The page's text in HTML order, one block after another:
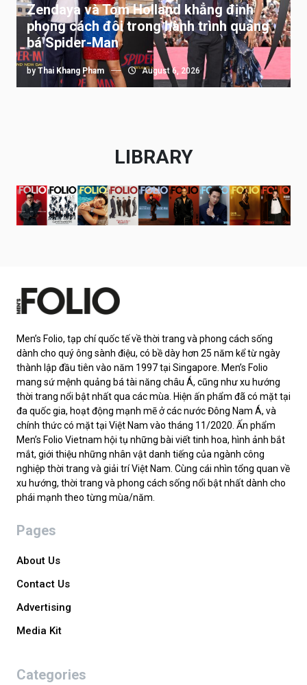
Zendaya và Tom Holland khẳng định
phong cách đôi trong hành trình quảng
bá Spider-Man
by Thai Khang Pham August 6, 2026
LIBRARY
Men’s Folio, tạp chí quốc tế về thời trang và phong cách sống
dành cho quý ông sành điệu, có bề dày hơn 25 năm kể từ ngày
thành lập đầu tiên vào năm 1997 tại Singapore. Men’s Folio
mang sứ mệnh quảng bá tài năng châu Á, cũng như xu hướng
thời trang nổi bật nhất qua các mùa. Hiện ấn phẩm đã có mặt tại
đa quốc gia, hoạt động mạnh mẽ ở các nước Đông Nam Á, và
chính thức có mặt tại Việt Nam vào tháng 11/2020. Ấn phẩm
Men’s Folio Vietnam hội tụ những bài viết tinh hoa, hình ảnh bắt
mắt, giới thiệu những nhân vật danh tiếng của ngành công
nghiệp thời trang và giải trí Việt Nam. Cùng cái nhìn tổng quan về
xu hướng, thời trang và phong cách sống nổi bật nhất dành cho
phái mạnh theo từng mùa/năm.
Pages
About Us
Contact Us
Advertising
Media Kit
Categories